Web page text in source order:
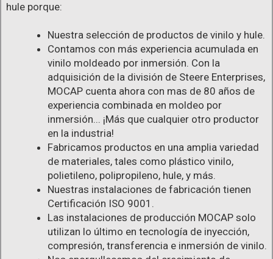
hule porque:
Nuestra selección de productos de vinilo y hule.
Contamos con más experiencia acumulada en
vinilo moldeado por inmersión. Con la
adquisición de la división de Steere Enterprises,
MOCAP cuenta ahora con mas de 80 años de
experiencia combinada en moldeo por
inmersión... ¡Más que cualquier otro productor
en la industria!
Fabricamos productos en una amplia variedad
de materiales, tales como plástico vinilo,
polietileno, polipropileno, hule, y más.
Nuestras instalaciones de fabricación tienen
Certificación ISO 9001.
Las instalaciones de producción MOCAP solo
utilizan lo último en tecnología de inyección,
compresión, transferencia e inmersión de vinilo.